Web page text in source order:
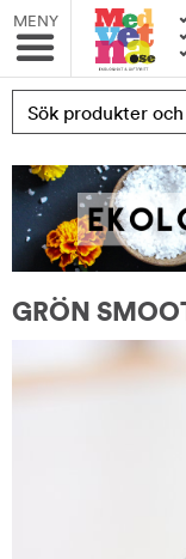
MENY
GRÖN